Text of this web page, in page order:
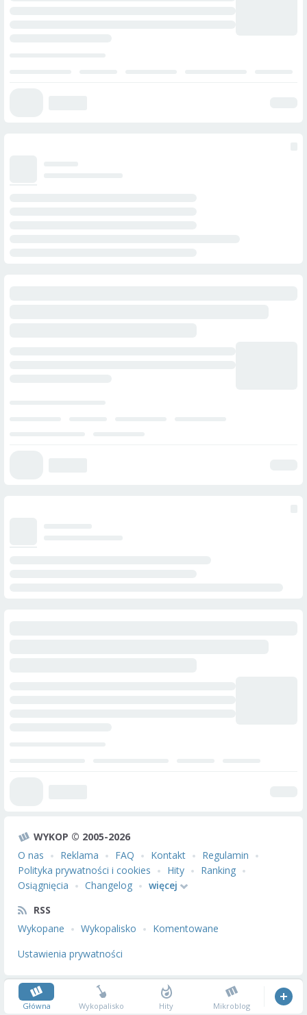
WYKOP © 2005-2026
O nas
Reklama FAQ Kontakt
Regulamin
Polityka prywatności i cookies
Hity
Ranking
Osiągnięcia
Changelog
więcej
RSS
Wykopane
Wykopalisko
Komentowane
Ustawienia prywatności
Główna Wykopalisko Hity Mikroblog